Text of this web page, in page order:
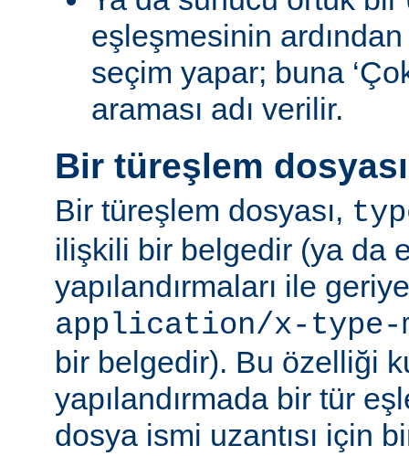
eşleşmesinin
seçim yapar; buna
araması adı verilir.
Bir türeşlem
Bir türeşlem dosyası,
ilişkili bir belgedir (ya da
yapılandırmaları ile
application/x-type-
bir belgedir). Bu özelliği
yapılandırmada bir tür
dosya ismi uzantısı için